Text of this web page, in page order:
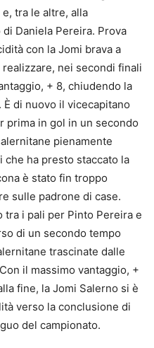
tra le altre, alla
Daniela Pereira. Prova
con la Jomi brava a
nei secondi finali
+ 8, chiudendo la
di nuovo il vicecapitano
prima in gol in un secondo
pienamente
che ha presto staccato la
è stato fin troppo
sulle padrone di case.
tra i pali per Pinto Pereira e
di un secondo tempo
trascinate dalle
il massimo vantaggio, +
fine, la Jomi Salerno si è
verso la conclusione di
del campionato.